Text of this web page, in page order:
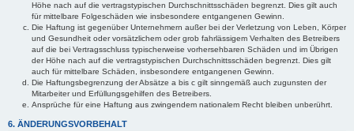
Höhe nach auf die vertragstypischen Durchschnittsschäden begrenzt. Dies gilt auch
für mittelbare Folgeschäden wie insbesondere entgangenen Gewinn.
Die Haftung ist gegenüber Unternehmern außer bei der Verletzung von Leben, Körper
und Gesundheit oder vorsätzlichem oder grob fahrlässigem Verhalten des Betreibers
auf die bei Vertragsschluss typischerweise vorhersehbaren Schäden und im Übrigen
der Höhe nach auf die vertragstypischen Durchschnittsschäden begrenzt. Dies gilt
auch für mittelbare Schäden, insbesondere entgangenen Gewinn.
Die Haftungsbegrenzung der Absätze a bis c gilt sinngemäß auch zugunsten der
Mitarbeiter und Erfüllungsgehilfen des Betreibers.
Ansprüche für eine Haftung aus zwingendem nationalem Recht bleiben unberührt.
6. ÄNDERUNGSVORBEHALT